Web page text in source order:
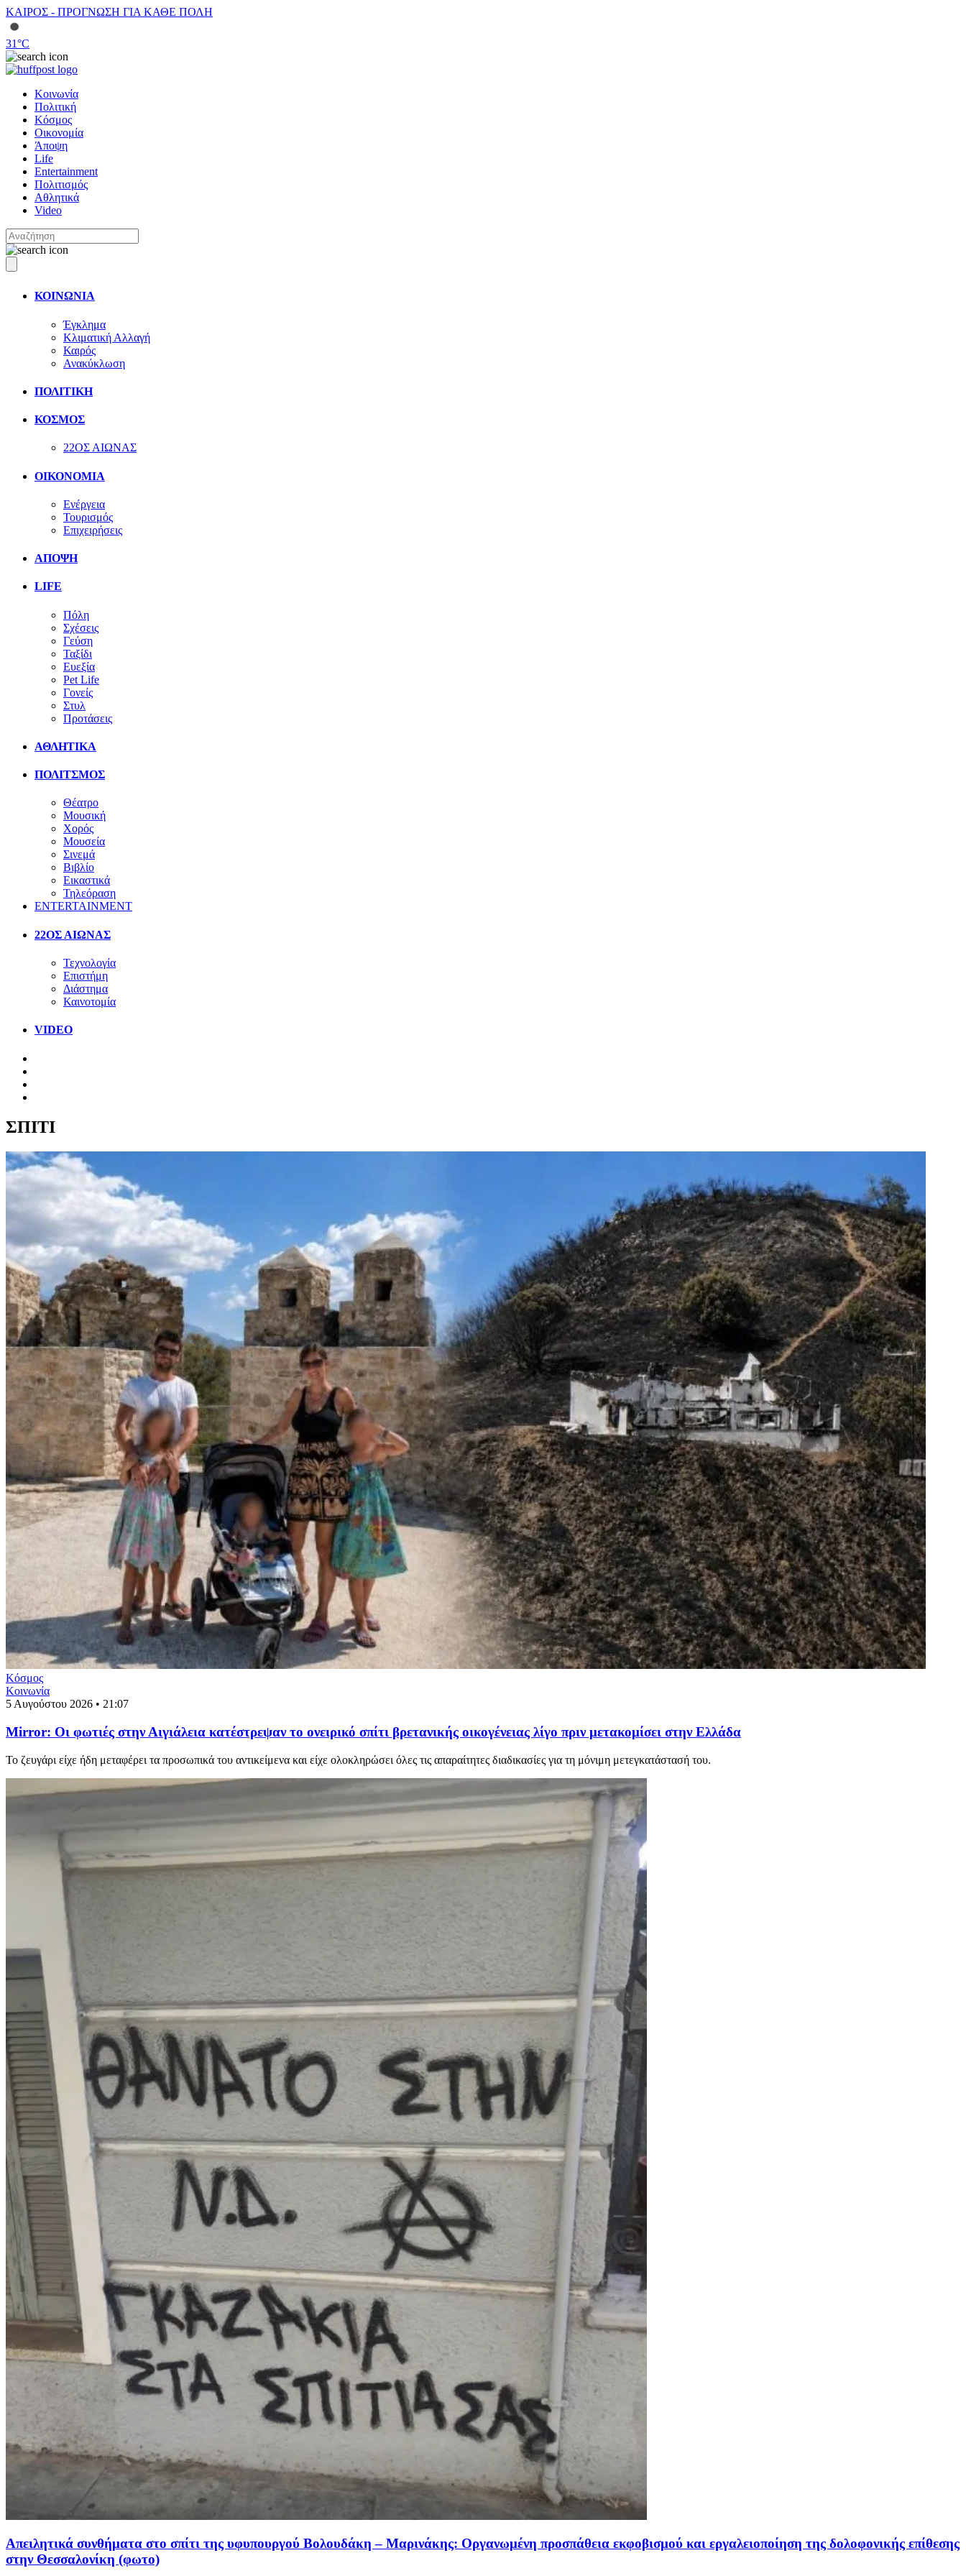
ΚΑΙΡΟΣ - ΠΡΟΓΝΩΣΗ ΓΙΑ ΚΑΘΕ ΠΟΛΗ
31°C
Κοινωνία
Πολιτική
Κόσμος
Οικονομία
Άποψη
Life
Entertainment
Πολιτισμός
Αθλητικά
Video
ΚΟΙΝΩΝΙΑ
Έγκλημα
Κλιματική Αλλαγή
Καιρός
Ανακύκλωση
ΠΟΛΙΤΙΚΗ
ΚΟΣΜΟΣ
22ΟΣ ΑΙΩΝΑΣ
ΟΙΚΟΝΟΜΙΑ
Ενέργεια
Τουρισμός
Επιχειρήσεις
ΑΠΟΨΗ
LIFE
Πόλη
Σχέσεις
Γεύση
Ταξίδι
Ευεξία
Pet Life
Γονείς
Στυλ
Προτάσεις
ΑΘΛΗΤΙΚΑ
ΠΟΛΙΤΣΜΟΣ
Θέατρο
Μουσική
Χορός
Μουσεία
Σινεμά
Βιβλίο
Εικαστικά
Τηλεόραση
ENTERTAINMENT
22ΟΣ ΑΙΩΝΑΣ
Τεχνολογία
Επιστήμη
Διάστημα
Καινοτομία
VIDEO
ΣΠΙΤΙ
Κόσμος
Κοινωνία
5 Αυγούστου 2026 • 21:07
Mirror: Οι φωτιές στην Αιγιάλεια κατέστρεψαν το ονειρικό σπίτι βρετανικής οικογένειας λίγο πριν μετακομίσει στην Ελλάδα
Το ζευγάρι είχε ήδη μεταφέρει τα προσωπικά του αντικείμενα και είχε ολοκληρώσει όλες τις απαραίτητες διαδικασίες για τη μόνιμη μετεγκατάστασή του.
Απειλητικά συνθήματα στο σπίτι της υφυπουργού Βολουδάκη – Μαρινάκης: Οργανωμένη προσπάθεια εκφοβισμού και εργαλειοποίηση της δολοφονικής επίθεσης
στην Θεσσαλονίκη (φωτο)